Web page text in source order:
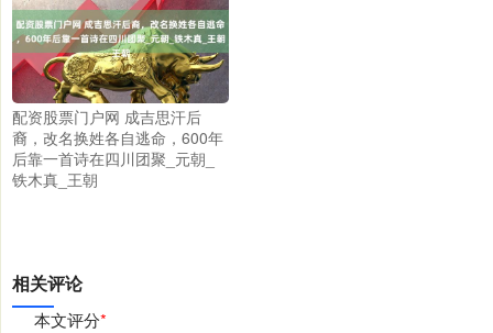
配资股票门户网 成吉思汗后
裔，改名换姓各自逃命，600年
后靠一首诗在四川团聚_元朝_
铁木真_王朝
相关评论
本文评分*